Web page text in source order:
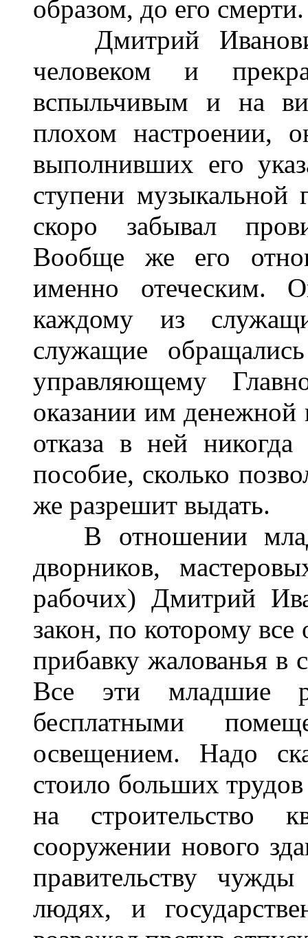
образом, до его смерти.
Дмитрий
человеком и
вспыльчивым и на
плохом настроении,
выполнивших его
ступени
скоро забывал
Вообще же его
именно отеческим.
каждому из
служащие
управляющему
оказании им
отказа в ней
пособие, сколько
же разрешит выдать.
В отношении
дворников,
рабочих) Дмитрий
закон, по которому
прибавку жалованья в
Все эти младшие
бесплатными
освещением. Надо
стоило больших трудов
на строительство
сооружении нового
правительству
людях, и